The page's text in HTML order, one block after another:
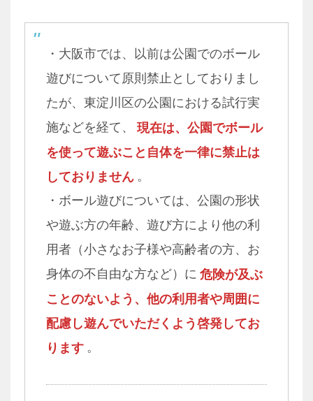
・大阪市では、以前は公園でのボール
遊びについて原則禁止としておりまし
たが、東淀川区の公園における試行実
施などを経て、
現在は、公園でボール
を使って遊ぶこと自体を一律に禁止は
しておりません 。
・ボール遊びについては、公園の形状
や遊ぶ方の年齢、遊び方により他の利
用者（小さなお子様や高齢者の方、お
身体の不自由な方など）に 危険が及ぶ
ことのないよう、他の利用者や周囲に
配慮し遊んでいただくよう啓発してお
ります 。